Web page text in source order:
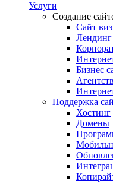
Услуги
Создание
Сайт
Лендинг
Бизнес
Поддержка
Хостинг
Домены